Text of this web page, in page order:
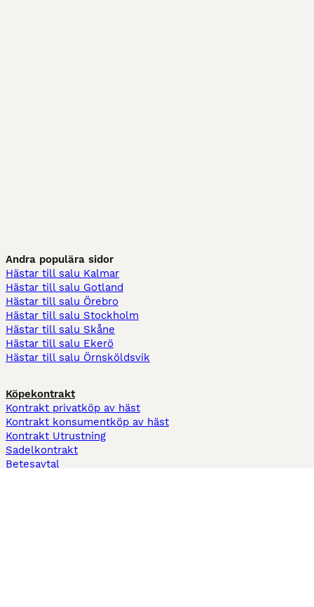
Andra populära sidor
Hästar till salu Kalmar
Hästar till salu Gotland
Hästar till salu Örebro
Hästar till salu Stockholm
Hästar till salu Skåne
Hästar till salu Ekerö
Hästar till salu Örnsköldsvik
Köpekontrakt
Kontrakt privatköp av häst
Kontrakt konsumentköp av häst
Kontrakt Utrustning
Sadelkontrakt
Betesavtal